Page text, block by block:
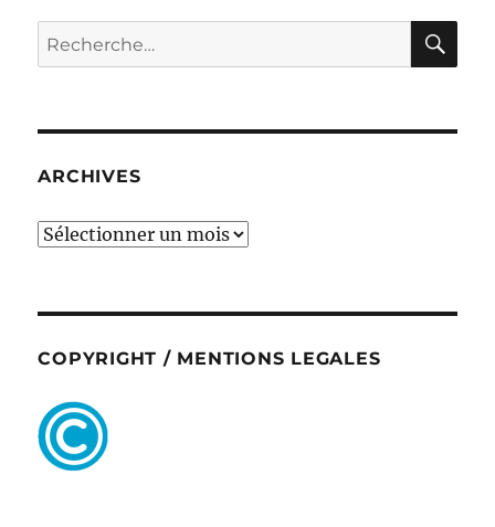
Recherche
pour :
ARCHIVES
ARCHIVES
COPYRIGHT / MENTIONS LEGALES